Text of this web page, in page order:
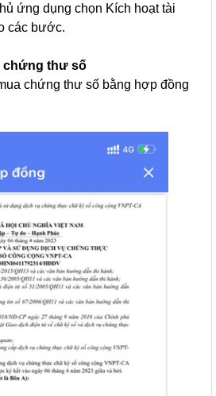
ứng dụng chọn Kích hoạt tài
các bước.
chứng thư số
chứng thư số bằng hợp đồng